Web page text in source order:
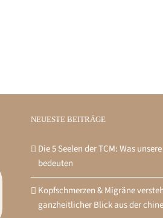
NEUESTE BEITRÄGE
Die 5 Seelen der TCM: Was
bedeuten
Kopfschmerzen & Migräne
ganzheitlicher Blick aus der